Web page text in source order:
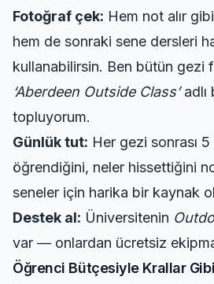
Fotoğraf çek: Hem not alır
hem de sonraki sene dersleri
kullanabilirsin. Ben bütün gezi
‘Aberdeen Outside Class’adlı
topluyorum.
Günlük tut: Her gezi sonrası
öğrendiğini, neler hissettiğini
seneler için harika bir kaynak
Destek al: Üniversitenin
var — onlardan ücretsiz
Öğrenci Bütçesiyle Krallar